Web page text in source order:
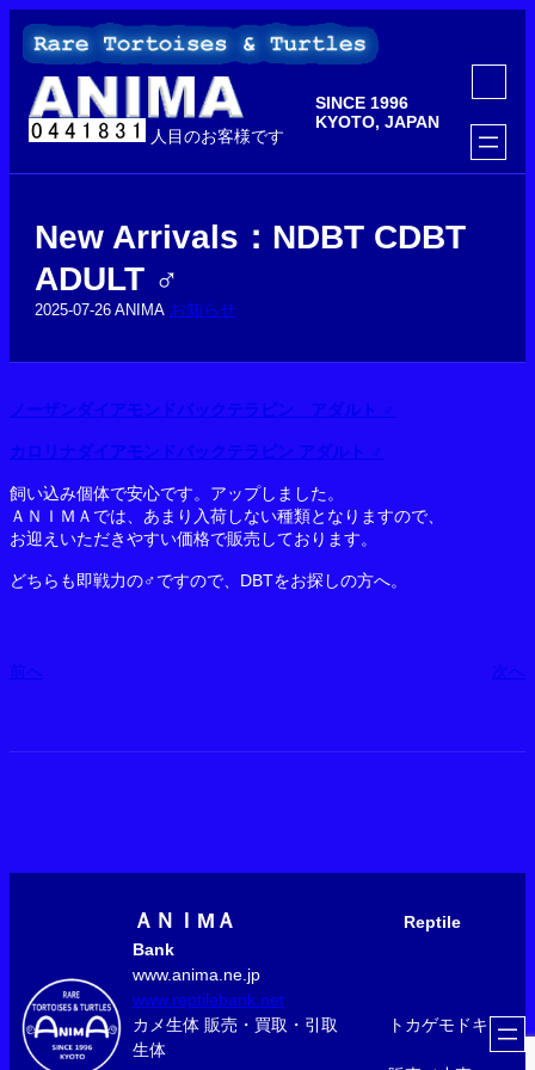
を
人目のお客様です
SINCE 1996
KYOTO, JAPAN
ア
コ
ン
リ
ン
ク
New Arrivals：NDBT CDBT
ADULT ♂
2025-07-26 ANIMA お知らせ
ノーザンダイアモンドバックテラピン アダルト ♂
カロリナダイアモンドバックテラピン アダルト ♂
飼い込み個体で安心です。アップしました。
ＡＮＩＭＡでは、あまり入荷しない種類となりますので、
お迎えいただきやすい価格で販売しております。
どちらも即戦力の♂ですので、DBTをお探しの方へ。
前へ 次へ
ＡＮＩМＡ
Reptile
Bank
www.anima.ne.jp
www.reptilebank.net
カメ生体 販売・買取・引取 トカゲモドキ
生体